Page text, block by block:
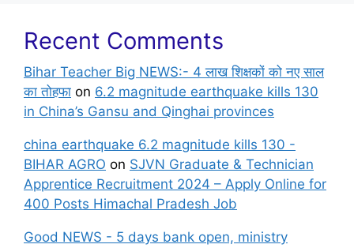
Recent Comments
Bihar Teacher Big NEWS:- 4 लाख शिक्षकों को नए साल
का तोहफा on 6.2 magnitude earthquake kills 130
in China’s Gansu and Qinghai provinces
china earthquake 6.2 magnitude kills 130 -
BIHAR AGRO on SJVN Graduate & Technician
Apprentice Recruitment 2024 – Apply Online for
400 Posts Himachal Pradesh Job
Good NEWS - 5 days bank open, ministry